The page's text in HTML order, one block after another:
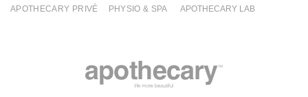
APOTHECARY PRIVÉ PHYSIO & SPA APOTHECARY LAB